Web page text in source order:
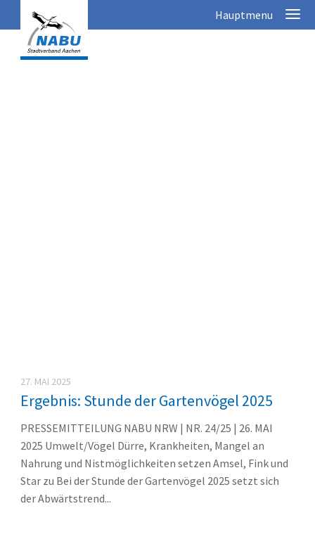
27. MAI 2025
Ergebnis: Stunde der Gartenvögel 2025
PRESSEMITTEILUNG NABU NRW | NR. 24/25 | 26. MAI
2025 Umwelt/Vögel Dürre, Krankheiten, Mangel an
Nahrung und Nistmöglichkeiten setzen Amsel, Fink und
Star zu Bei der Stunde der Gartenvögel 2025 setzt sich
der Abwärtstrend...